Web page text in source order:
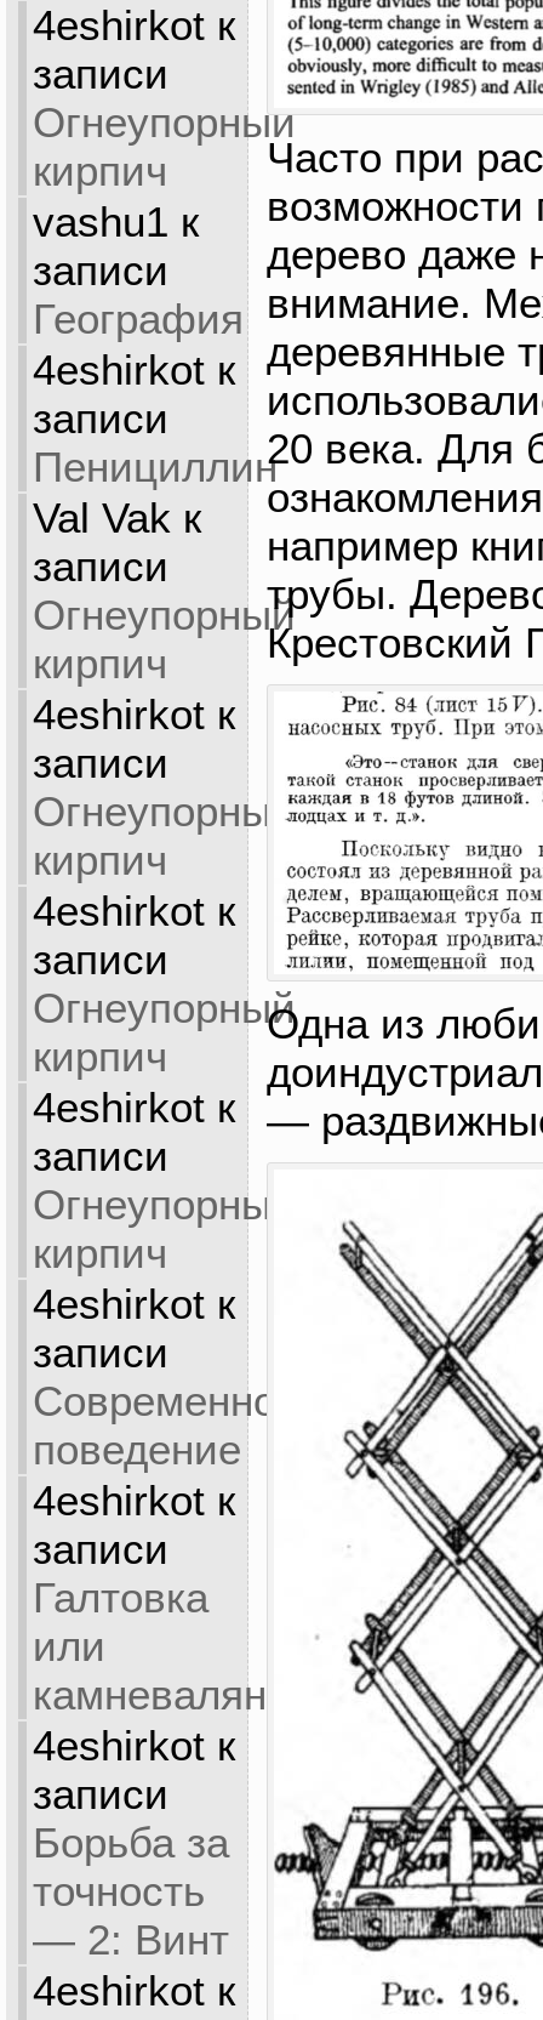
4eshirkotк
записи
Огнеупорный
кирпич
vashu1 к
записи
География
4eshirkotк
записи
Пенициллин
Val Vak к
записи
Огнеупорный
кирпич
4eshirkotк
записи
Огнеупорный
кирпич
4eshirkotк
записи
Огнеупорный
кирпич
4eshirkotк
записи
Огнеупорный
кирпич
4eshirkotк
записи
Современное
поведение
4eshirkotк
записи
Галтовка
или
камневаляние
4eshirkotк
записи
Борьба за
точность
— 2: Винт
4eshirkotк
Часто при
возможности
дерево даже
внимание.
деревянные
20 века. Для
например
трубы.
Крестовский
Одна из
—